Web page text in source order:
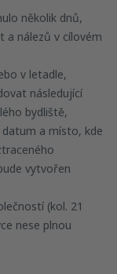
několik dnů,
nálezů v cílovém
v letadle,
následující
bydliště,
a místo, kde
vytvořen
(kol. 21
nese plnou